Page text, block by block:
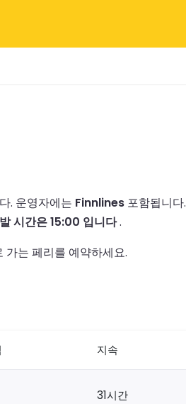
. 운영자에는 Finnlines 포함됩니다.
시간은 15:00 입니다.
가는 페리를 예약하세요.
지속
31시간